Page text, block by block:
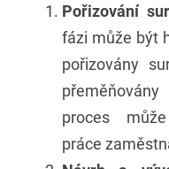
Pořizování
fázi může být
pořizovány
proces
práce